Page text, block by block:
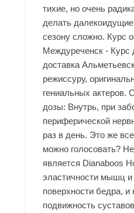
тихие, но очень
делать
сезону сложно. Курс
Междуреченск - Курс
доставка
режиссуру,
гениальных актеров.
дозы: Внутрь, при
периферической
раз в день. Это же
можно голосовать?
является Dianaboos
эластичности мышц
поверхности бедра, и
подвижность